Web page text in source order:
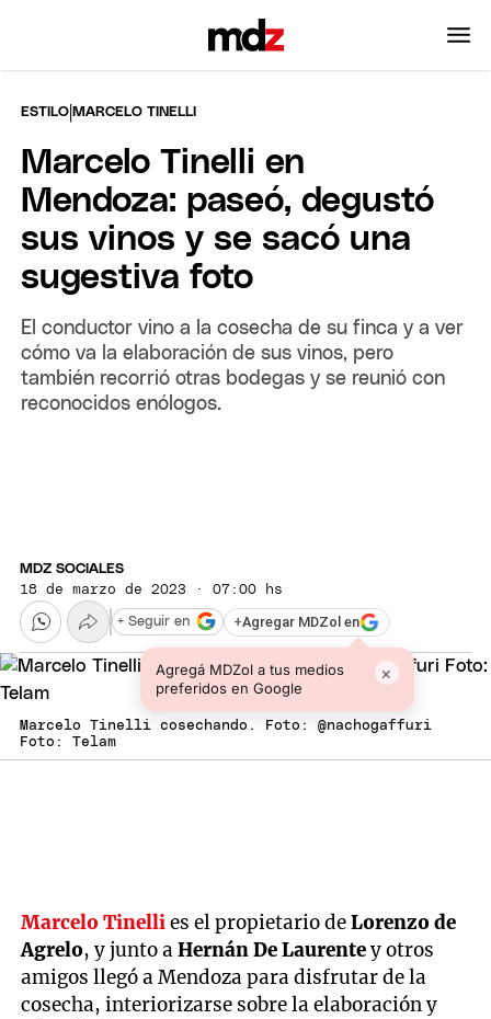
ESTILO |MARCELO TINELLI
Marcelo Tinelli en
Mendoza: paseó, degustó
sus vinos y se sacó una
sugestiva foto
El conductor vino a la cosecha de su finca y a ver
cómo va la elaboración de sus vinos, pero
también recorrió otras bodegas y se reunió con
reconocidos enólogos.
MDZ SOCIALES
18 de marzo de 2023 · 07:00 hs
+Agregar MDZol en
Agregá MDZol a tus medios
preferidos en Google
×
+ Seguir en
Marcelo Tinelli cosechando. Foto: @nachogaffuri
Foto: Telam
Marcelo Tinellies el propietario deLorenzo de
Agrelo, y junto aHernán De Laurentey otros
amigos llegó a Mendoza para disfrutar de la
cosecha, interiorizarse sobre la elaboración y